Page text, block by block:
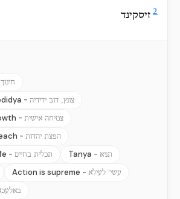
2 זיסקינד
חינוך
- צונץ, דוב ידידיה
- צמיחה אישית
- הפצת יהדות
- תכלית בחיים Tanya - תניא
Action is supreme - עשי' לעילא